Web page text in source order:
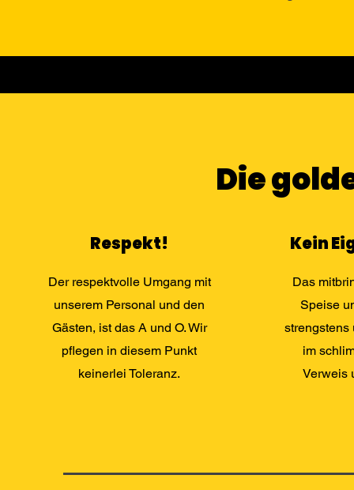
Die
Respekt!
Der respektvolle Umgang mit
unserem Personal und den
Gästen, ist das A und O. Wir
pflegen in diesem Punkt
keinerlei Toleranz.
Kein
Das
Speise
strengstens
im
Verweis